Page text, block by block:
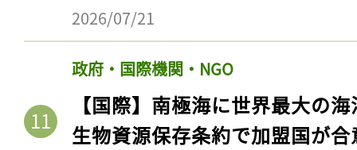
2026/07/21
政府・国際機関・NGO
【国際】南極海に世界最大の
生物資源保存条約で加盟国が合